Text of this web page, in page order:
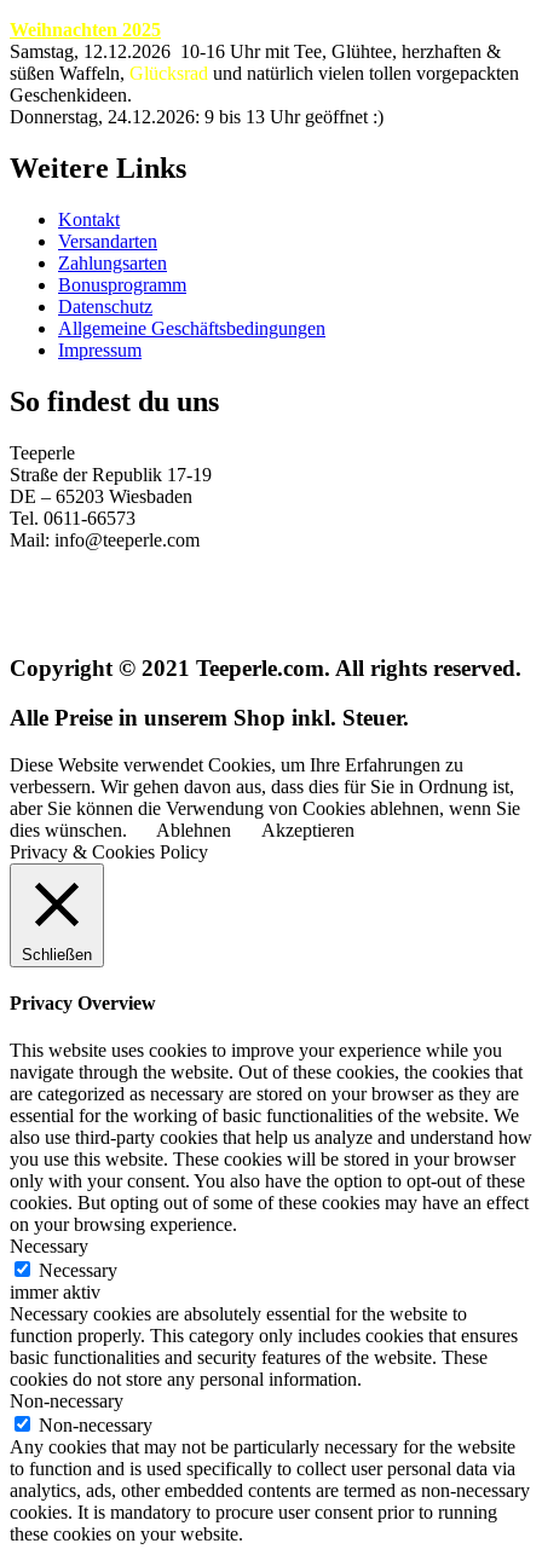
Weihnachten 2025
Samstag, 12.12.2026 10-16 Uhr mit Tee, Glühtee, herzhaften &
süßen Waffeln, Glücksrad und natürlich vielen tollen vorgepackten
Geschenkideen.
Donnerstag, 24.12.2026: 9 bis 13 Uhr geöffnet :)
Weitere Links
Kontakt
Versandarten
Zahlungsarten
Bonusprogramm
Datenschutz
Allgemeine Geschäftsbedingungen
Impressum
So findest du uns
Teeperle
Straße der Republik 17-19
DE – 65203 Wiesbaden
Tel. 0611-66573
Mail: info@teeperle.com
Copyright © 2021 Teeperle.com. All rights reserved.
Alle Preise in unserem Shop inkl. Steuer.
Diese Website verwendet Cookies, um Ihre Erfahrungen zu
verbessern. Wir gehen davon aus, dass dies für Sie in Ordnung ist,
aber Sie können die Verwendung von Cookies ablehnen, wenn Sie
dies wünschen.
Ablehnen
Akzeptieren
Privacy & Cookies Policy
Schließen
Privacy Overview
This website uses cookies to improve your experience while you
navigate through the website. Out of these cookies, the cookies that
are categorized as necessary are stored on your browser as they are
essential for the working of basic functionalities of the website. We
also use third-party cookies that help us analyze and understand how
you use this website. These cookies will be stored in your browser
only with your consent. You also have the option to opt-out of these
cookies. But opting out of some of these cookies may have an effect
on your browsing experience.
Necessary
Necessary
immer aktiv
Necessary cookies are absolutely essential for the website to
function properly. This category only includes cookies that ensures
basic functionalities and security features of the website. These
cookies do not store any personal information.
Non-necessary
Non-necessary
Any cookies that may not be particularly necessary for the website
to function and is used specifically to collect user personal data via
analytics, ads, other embedded contents are termed as non-necessary
cookies. It is mandatory to procure user consent prior to running
these cookies on your website.